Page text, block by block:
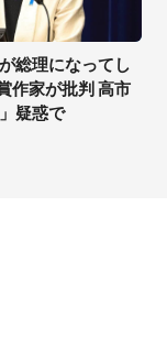
総理になってし
作家が批判 高市
疑惑で